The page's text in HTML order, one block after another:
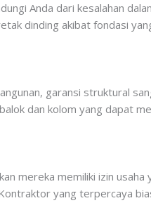
Anda dari kesalahan
dinding akibat fondasi
garansi struktural
dan kolom yang dapat
mereka memiliki izin
yang terpercaya